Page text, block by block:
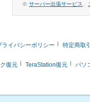
※ サーバー出張サービス
ライバシーポリシー
特定商取
復元 TeraStation復元
パソ